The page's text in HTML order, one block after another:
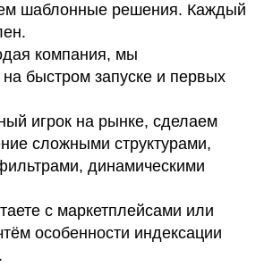
шаблонные решения. Каждый
.
компания, мы
на быстром запуске и первых
игрок на рынке, сделаем
сложными структурами,
, динамическими
с маркетплейсами или
особенности индексации
.